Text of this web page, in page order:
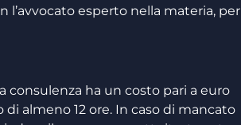
esperto nella materia, per
consulenza ha un costo pari a euro
almeno 12 ore. In caso di mancato